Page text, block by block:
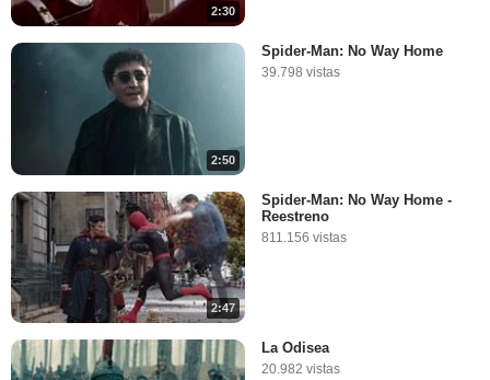
2:30
2:50
Spider-Man: No Way Home
39.798 vistas
2:47
Spider-Man: No Way Home -
Reestreno
811.156 vistas
La Odisea
20.982 vistas